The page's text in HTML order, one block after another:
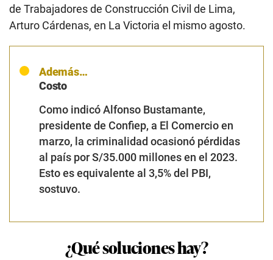
de Trabajadores de Construcción Civil de Lima,
Arturo Cárdenas, en La Victoria el mismo agosto.
Además…
Costo
Como indicó Alfonso Bustamante,
presidente de Confiep, a El Comercio en
marzo, la criminalidad ocasionó pérdidas
al país por S/35.000 millones en el 2023.
Esto es equivalente al 3,5% del PBI,
sostuvo.
¿Qué soluciones hay?